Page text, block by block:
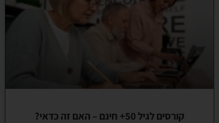
קורסים לגיל 50+ חינם – האם זה כדאי?